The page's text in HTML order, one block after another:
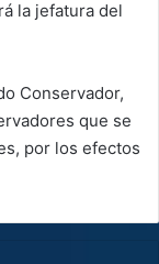
la jefatura del
Conservador,
que se
por los efectos